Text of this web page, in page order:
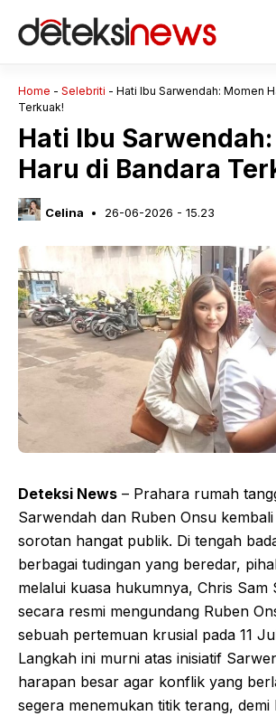
Home - Selebriti - Hati Ibu Sarwendah: Momen
Terkuak!
Hati Ibu
Haru di Bandara
Celina 26-06-2026 - 15.23
Deteksi News – Prahara rumah
Sarwendah dan Ruben Onsu kembali
sorotan hangat publik. Di tengah
berbagai tudingan yang beredar,
melalui kuasa hukumnya, Chris Sam
secara resmi mengundang Ruben
sebuah pertemuan krusial pada 11
Langkah ini murni atas inisiatif
harapan besar agar konflik yang
segera menemukan titik terang, demi